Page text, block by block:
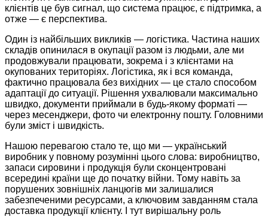
клієнтів це був сигнал, що система працює, є підтримка, а
отже — є перспектива.
Один із найбільших викликів — логістика. Частина наших
складів опинилася в окупації разом із людьми, але ми
продовжували працювати, зокрема і з клієнтами на
окупованих територіях. Логістика, як і вся команда,
фактично працювала без вихідних — це стало способом
адаптації до ситуації. Рішення ухвалювали максимально
швидко, документи приймали в будь-якому форматі —
через месенджери, фото чи електронну пошту. Головними
були зміст і швидкість.
Нашою перевагою стало те, що ми — український
виробник у повному розумінні цього слова: виробництво,
запаси сировини і продукція були сконцентровані
всередині країни ще до початку війни. Тому навіть за
порушених зовнішніх ланцюгів ми залишалися
забезпеченими ресурсами, а ключовим завданням стала
доставка продукції клієнту. І тут вирішальну роль